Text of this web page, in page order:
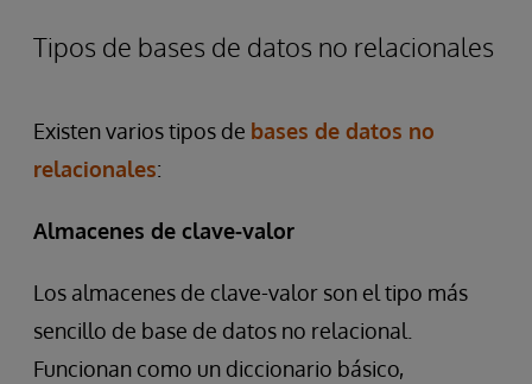
Tipos de bases de datos no relacionales
Existen varios tipos de bases de datos no
relacionales:
Almacenes de clave-valor
Los almacenes de clave-valor son el tipo más
sencillo de base de datos no relacional.
Funcionan como un diccionario básico,